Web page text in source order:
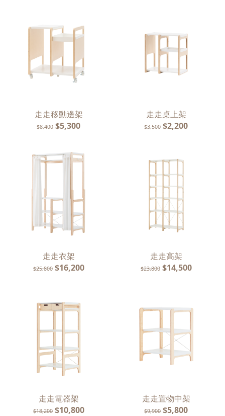
走走移動邊架
$8,400 $5,300
走走桌上架
$3,500 $2,200
走走衣架
$25,800 $16,200
走走高架
$23,800 $14,500
走走電器架
$18,200 $10,800
走走置物中架
$9,900 $5,800